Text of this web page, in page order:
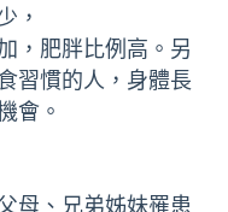
，
，肥胖比例高。另
習慣的人，身體長
會。
母、兄弟姊妹罹患